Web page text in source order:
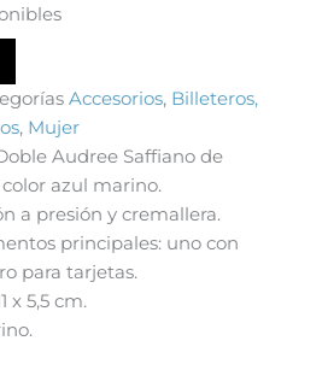
Accesorios, Billeteros,
, Mujer
Audree Saffiano de
azul marino.
a presión y cremallera.
principales: uno con
para tarjetas.
x 5,5 cm.